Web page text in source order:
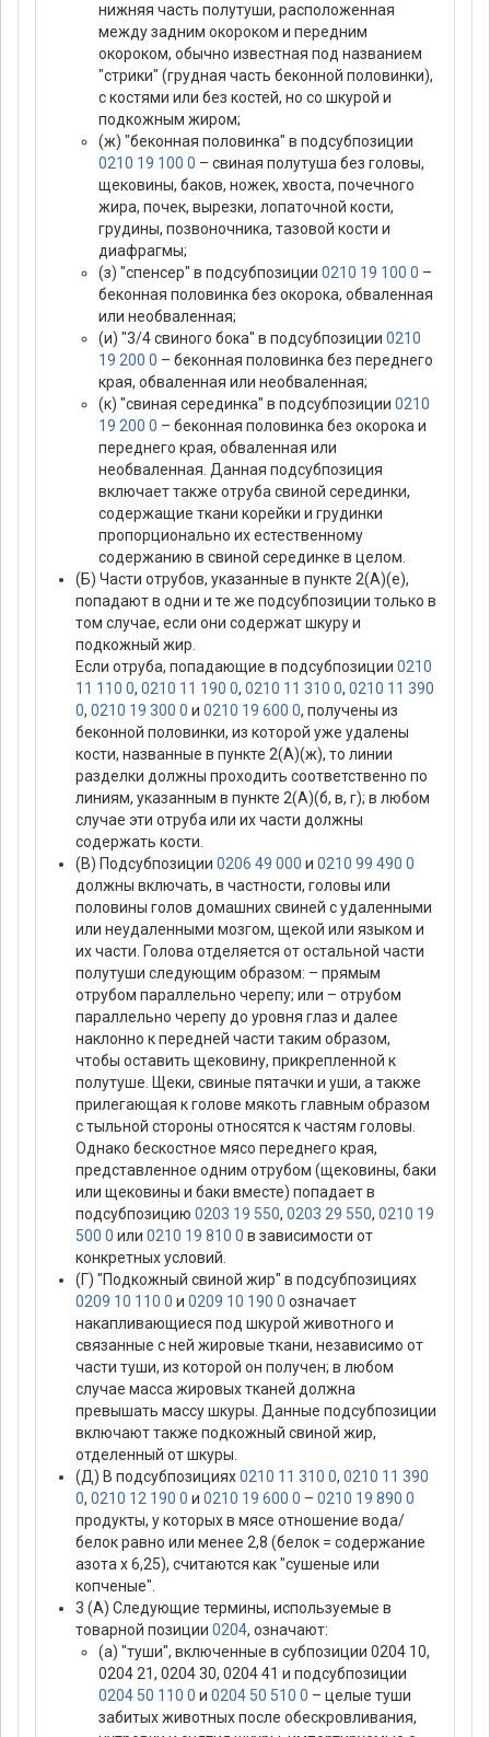
нижняя часть полутуши, расположенная
между задним окороком и передним
окороком, обычно известная под названием
"стрики" (грудная часть беконной половинки),
с костями или без костей, но со шкурой и
подкожным жиром;
(ж) "беконная половинка" в подсубпозиции
0210 19 100 0 – свиная полутуша без головы,
щековины, баков, ножек, хвоста, почечного
жира, почек, вырезки, лопаточной кости,
грудины, позвоночника, тазовой кости и
диафрагмы;
(з) "спенсер" в подсубпозиции 0210 19 100 0 –
беконная половинка без окорока, обваленная
или необваленная;
(и) "3/4 свиного бока" в подсубпозиции 0210
19 200 0 – беконная половинка без переднего
края, обваленная или необваленная;
(к) "свиная серединка" в подсубпозиции 0210
19 200 0 – беконная половинка без окорока и
переднего края, обваленная или
необваленная. Данная подсубпозиция
включает также отруба свиной серединки,
содержащие ткани корейки и грудинки
пропорционально их естественному
содержанию в свиной серединке в целом.
(Б) Части отрубов, указанные в пункте 2(А)(е),
попадают в одни и те же подсубпозиции только в
том случае, если они содержат шкуру и
подкожный жир.
Если отруба, попадающие в подсубпозиции 0210
11 110 0, 0210 11 190 0, 0210 11 310 0, 0210 11 390
0, 0210 19 300 0 и 0210 19 600 0, получены из
беконной половинки, из которой уже удалены
кости, названные в пункте 2(А)(ж), то линии
разделки должны проходить соответственно по
линиям, указанным в пункте 2(А)(б, в, г); в любом
случае эти отруба или их части должны
содержать кости.
(В) Подсубпозиции 0206 49 000 и 0210 99 490 0
должны включать, в частности, головы или
половины голов домашних свиней с удаленными
или неудаленными мозгом, щекой или языком и
их части. Голова отделяется от остальной части
полутуши следующим образом: – прямым
отрубом параллельно черепу; или – отрубом
параллельно черепу до уровня глаз и далее
наклонно к передней части таким образом,
чтобы оставить щековину, прикрепленной к
полутуше. Щеки, свиные пятачки и уши, а также
прилегающая к голове мякоть главным образом
с тыльной стороны относятся к частям головы.
Однако бескостное мясо переднего края,
представленное одним отрубом (щековины, баки
или щековины и баки вместе) попадает в
подсубпозицию 0203 19 550, 0203 29 550, 0210 19
500 0 или 0210 19 810 0 в зависимости от
конкретных условий.
(Г) "Подкожный свиной жир" в подсубпозициях
0209 10 110 0 и 0209 10 190 0 означает
накапливающиеся под шкурой животного и
связанные с ней жировые ткани, независимо от
части туши, из которой он получен; в любом
случае масса жировых тканей должна
превышать массу шкуры. Данные подсубпозиции
включают также подкожный свиной жир,
отделенный от шкуры.
(Д) В подсубпозициях0210 11 310 0, 0210 11 390
0, 0210 12 190 0 и 0210 19 600 0 – 0210 19 890 0
продукты, у которых в мясе отношение вода/
белок равно или менее 2,8 (белок = содержание
азота х 6,25), считаются как "сушеные или
копченые".
3 (А) Следующие термины, используемые в
товарной позиции 0204, означают:
(а) "туши", включенные в субпозиции 0204 10,
0204 21, 0204 30, 0204 41 и подсубпозиции
0204 50 110 0 и 0204 50 510 0 – целые туши
забитых животных после обескровливания,